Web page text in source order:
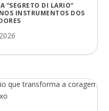
“SEGRETO DI LARIO”
INSTRUMENTOS DOS